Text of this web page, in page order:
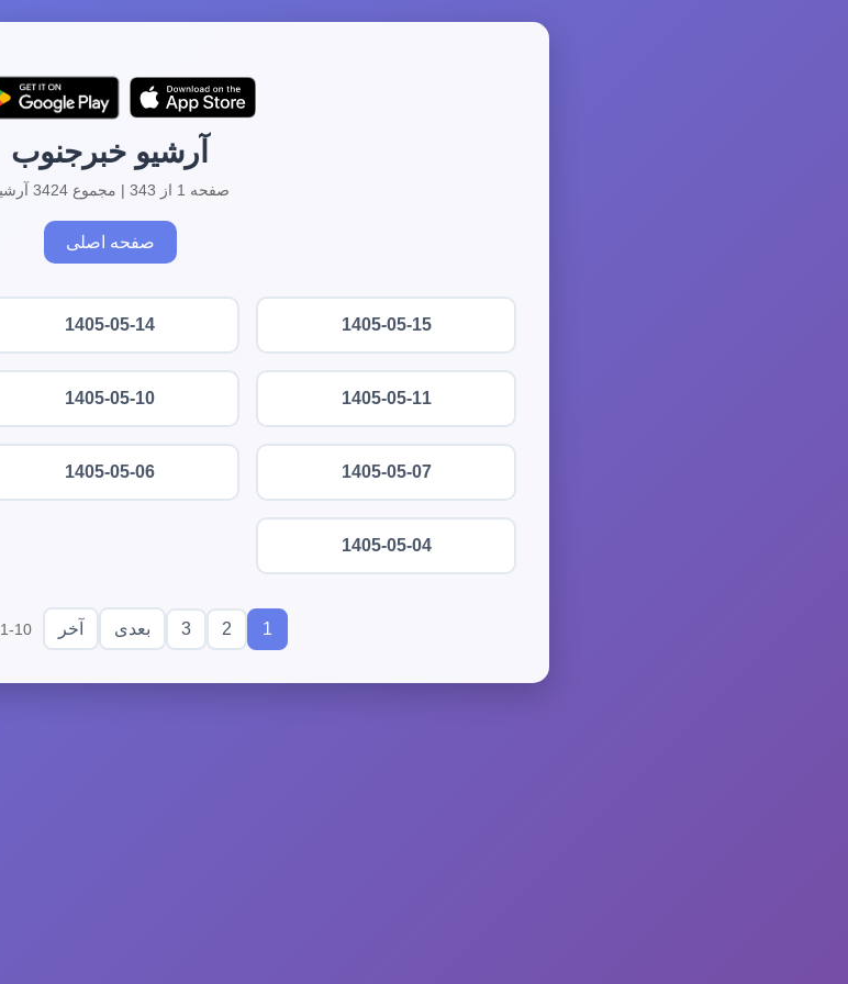
آرشیو خبرجنوب
صفحه 1 از 343 | مجموع 3424 آرشیو
صفحه اصلی
1405-05-15
1405-05-14
1405-05-11
1405-05-10
1405-05-07
1405-05-06
1405-05-04
1
2
3 بعدی آخر 1-10 از 3424